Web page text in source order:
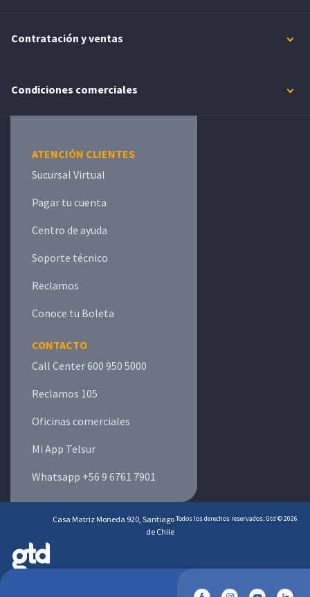
Contratación y ventas
Condiciones comerciales
ATENCIÓN CLIENTES
Sucursal Virtual
Pagar tu cuenta
Centro de ayuda
Soporte técnico
Reclamos
Conoce tu Boleta
CONTACTO
Call Center 600 950 5000
Reclamos 105
Oficinas comerciales
Mi App Telsur
Whatsapp +56 9 6761 7901
Casa Matriz Moneda 920, Santiago
de Chile
Todos los derechos reservados, Gtd © 2026